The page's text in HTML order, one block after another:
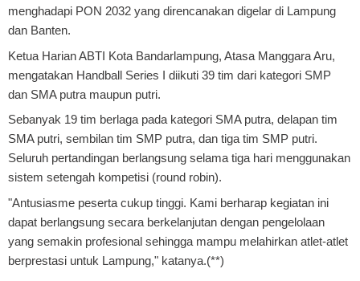
menghadapi PON 2032 yang direncanakan digelar di Lampung
dan Banten.
Ketua Harian ABTI Kota Bandarlampung, Atasa Manggara Aru,
mengatakan Handball Series I diikuti 39 tim dari kategori SMP
dan SMA putra maupun putri.
Sebanyak 19 tim berlaga pada kategori SMA putra, delapan tim
SMA putri, sembilan tim SMP putra, dan tiga tim SMP putri.
Seluruh pertandingan berlangsung selama tiga hari menggunakan
sistem setengah kompetisi (round robin).
"Antusiasme peserta cukup tinggi. Kami berharap kegiatan ini
dapat berlangsung secara berkelanjutan dengan pengelolaan
yang semakin profesional sehingga mampu melahirkan atlet-atlet
berprestasi untuk Lampung," katanya.(**)